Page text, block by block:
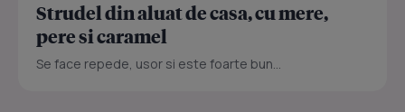
Strudel din aluat de casa, cu mere,
pere si caramel
Se face repede, usor si este foarte bun...